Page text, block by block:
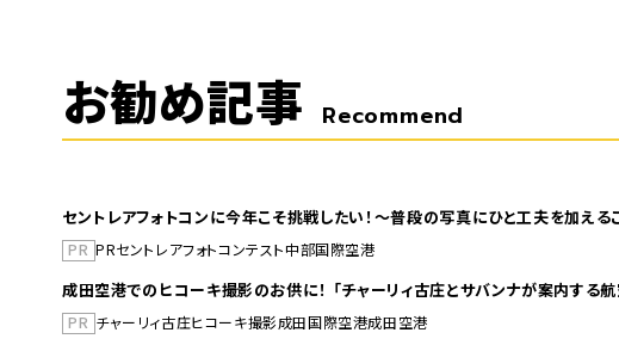
お勧め記事 Recommend
セントレアフォトコンに今年こそ挑戦したい！～普段の写真にひと工夫を加える
PR PRセントレアフォトコンテスト中部国際空港
成田空港でのヒコーキ撮影のお供に！ 「チャーリィ古庄とサバンナが案内する
PR チャーリィ古庄ヒコーキ撮影成田国際空港成田空港